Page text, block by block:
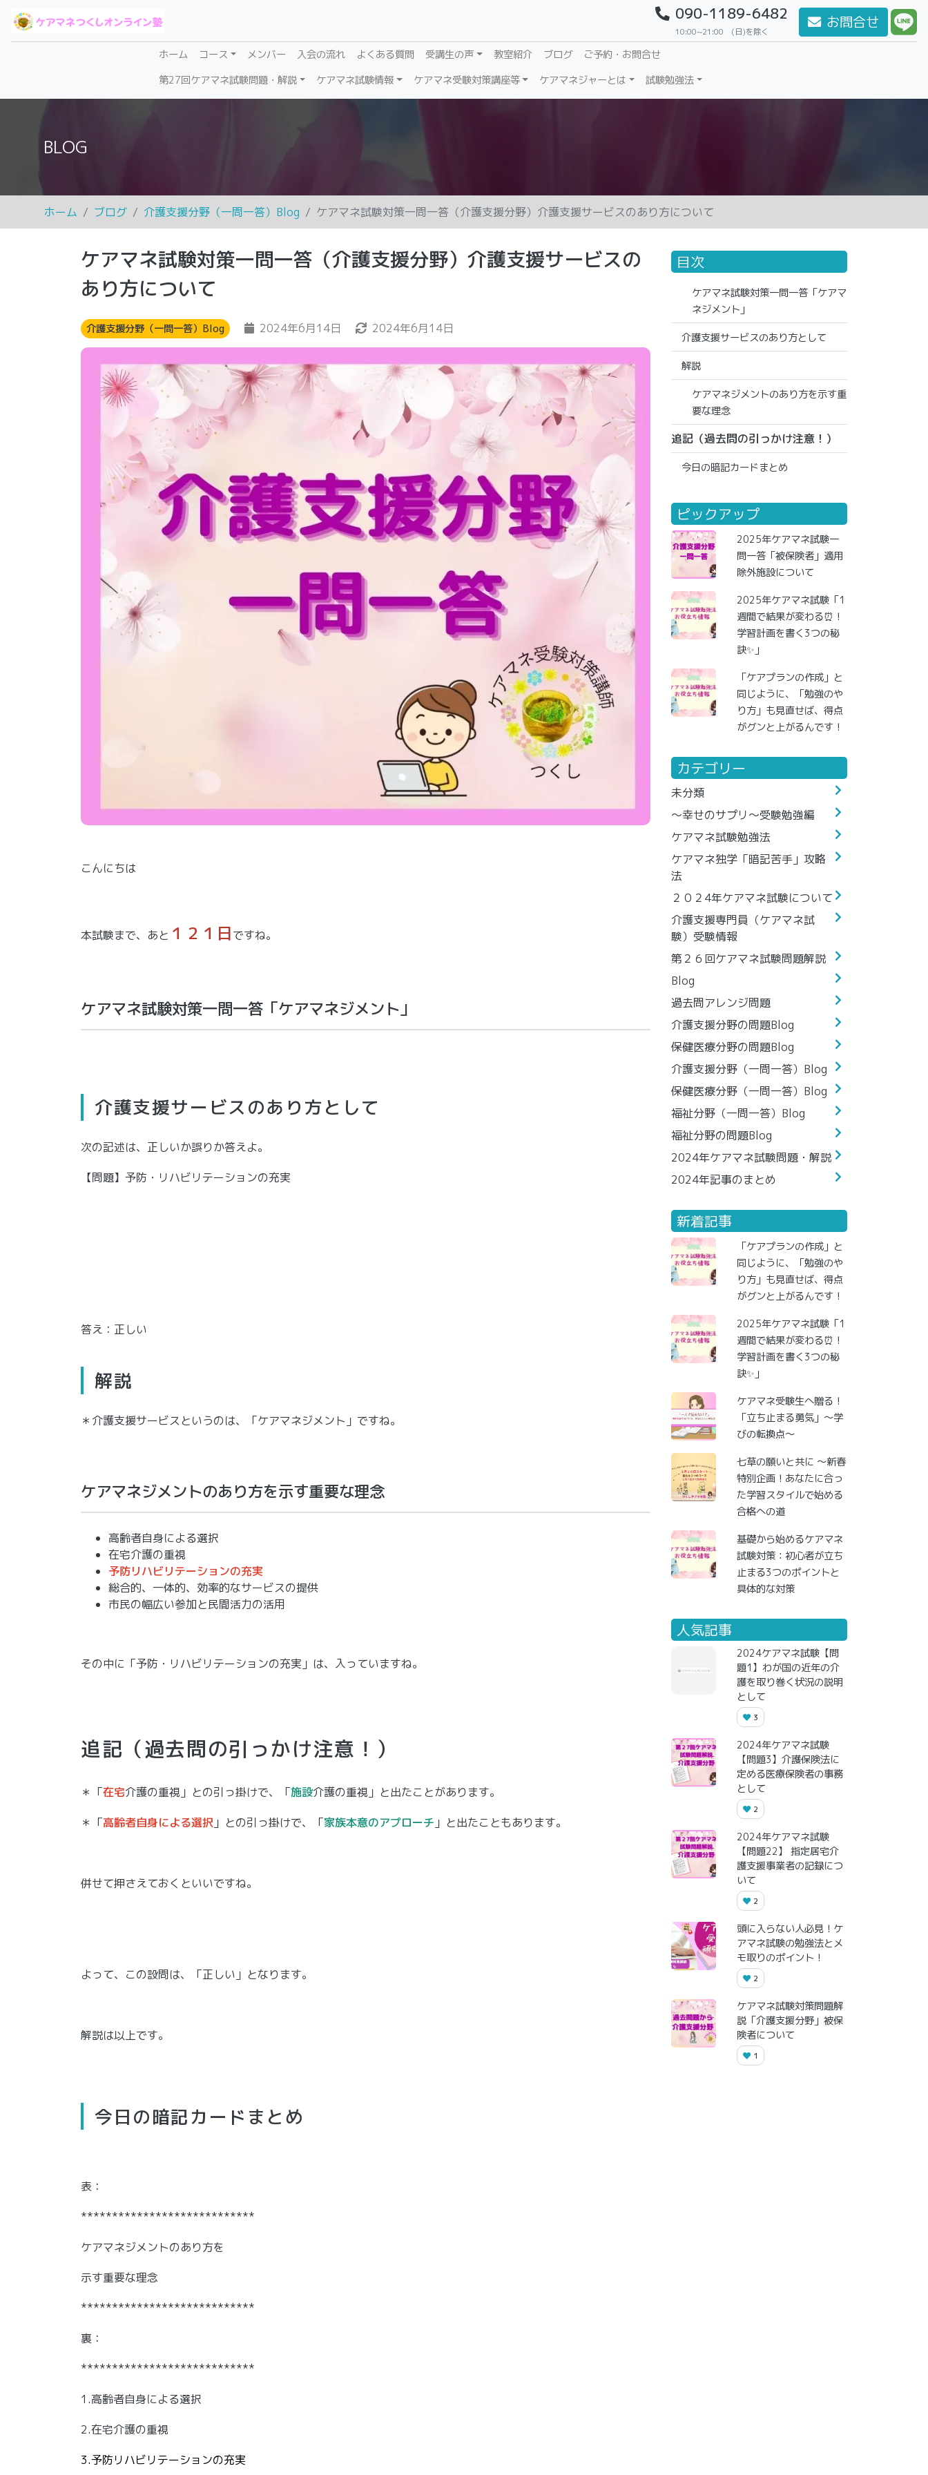
090-1189-6482
10:00~21:00 (日)を除く
お問合せ
ホーム(current)
コース メンバー 入会の流れ よくある質問 受講生の声 教室紹介 ブログ
ご予約・お問合せ
第27回ケアマネ試験問題・解説
ケアマネ試験情報 ケアマネ受験対策講座等 ケアマネジャーとは 試験勉強法
BLOG
ホーム ブログ 介護支援分野（一問一答）Blog ケアマネ試験対策一問一答（介護支援分野）介護支援サービスのあり方について
ケアマネ試験対策一問一答（介護支援分野）介護支援サービスの
あり方について
介護支援分野（一問一答）Blog 2024年6月14日 2024年6月14日
こんにちは
本試験まで、あと １２１日ですね。
ケアマネ試験対策一問一答「ケアマネジメント」
介護支援サービスのあり方として
次の記述は、正しいか誤りか答えよ。
【問題】予防・リハビリテーションの充実
答え：正しい
解説
＊介護支援サービスというのは、「ケアマネジメント」ですね。
ケアマネジメントのあり方を示す重要な理念
高齢者自身による選択
在宅介護の重視
予防リハビリテーションの充実
総合的、一体的、効率的なサービスの提供
市民の幅広い参加と民間活力の活用
その中に「予防・リハビリテーションの充実」は、入っていますね。
追記（過去問の引っかけ注意！）
＊「在宅介護の重視」との引っ掛けで、「施設介護の重視」と出たことがあります。
＊「高齢者自身による選択 」との引っ掛けで、「家族本意のアプローチ 」と出たこともあります。
併せて押さえておくといいですね。
よって、この設問は、「正しい」となります。
解説は以上です。
今日の暗記カードまとめ
表：
****************************
ケアマネジメントのあり方を
示す重要な理念
****************************
裏：
****************************
1.高齢者自身による選択
2.在宅介護の重視
3.予防リハビリテーションの充実
目次
ケアマネ試験対策一問一答「ケアマ
ネジメント」
介護支援サービスのあり方として
解説
ケアマネジメントのあり方を示す重
要な理念
追記（過去問の引っかけ注意！）
今日の暗記カードまとめ
ピックアップ
2025年ケアマネ試験一
問一答「被保険者」適用
除外施設について
2025年ケアマネ試験「1
週間で結果が変わる⏰！
学習計画を書く3つの秘
訣✨」
「ケアプランの作成」と
同じように、「勉強のや
り方」も見直せば、得点
がグンと上がるんです！
カテゴリー
未分類
～幸せのサプリ～受験勉強編
ケアマネ試験勉強法
ケアマネ独学「暗記苦手」攻略
法
２０２4年ケアマネ試験について
介護支援専門員（ケアマネ試
験）受験情報
第２６回ケアマネ試験問題解説
Blog
過去問アレンジ問題
介護支援分野の問題Blog
保健医療分野の問題Blog
介護支援分野（一問一答）Blog
保健医療分野（一問一答）Blog
福祉分野（一問一答）Blog
福祉分野の問題Blog
2024年ケアマネ試験問題・解説
2024年記事のまとめ
新着記事
「ケアプランの作成」と
同じように、「勉強のや
り方」も見直せば、得点
がグンと上がるんです！
2025年ケアマネ試験「1
週間で結果が変わる⏰！
学習計画を書く3つの秘
訣✨」
ケアマネ受験生へ贈る！
「立ち止まる勇気」～学
びの転換点～
七草の願いと共に ～新春
特別企画！あなたに合っ
た学習スタイルで始める
合格への道
基礎から始めるケアマネ
試験対策：初心者が立ち
止まる3つのポイントと
具体的な対策
人気記事
2024ケアマネ試験【問
題1】わが国の近年の介
護を取り巻く状況の説明
として
3
2024年ケアマネ試験
【問題3】介護保険法に
定める医療保険者の事務
として
2
2024年ケアマネ試験
【問題22】 指定居宅介
護支援事業者の記録につ
いて
2
頭に入らない人必見！ケ
アマネ試験の勉強法とメ
モ取りのポイント！
2
ケアマネ試験対策問題解
説「介護支援分野」被保
険者について
1